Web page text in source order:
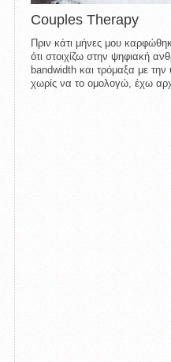
Couples Therapy
Πριν κάτι μήνες μου
ότι στοιχίζω στην ψηφιακή
bandwidth και τρόμαξα με την
χωρίς να το ομολογώ, έχω